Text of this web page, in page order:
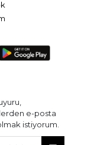
e-posta
istiyorum.